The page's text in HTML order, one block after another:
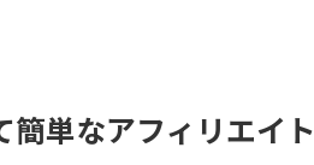
単なアフィリエイト